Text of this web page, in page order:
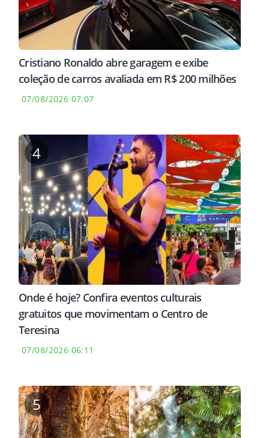
Cristiano Ronaldo abre garagem e exibe
coleção de carros avaliada em R$ 200 milhões
07/08/2026 07:07
4
Onde é hoje? Confira eventos culturais
gratuitos que movimentam o Centro de
Teresina
07/08/2026 06:11
5